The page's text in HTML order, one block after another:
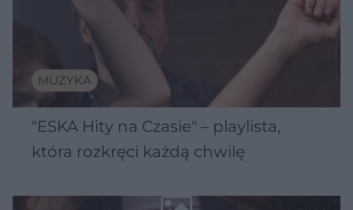
MUZYKA
"ESKA Hity na Czasie" – playlista,
która rozkręci każdą chwilę